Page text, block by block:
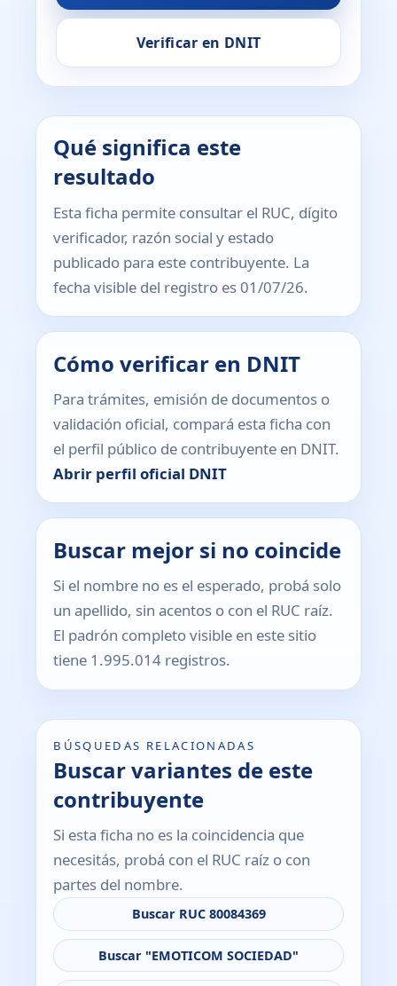
Verificar en DNIT
Qué significa este
resultado
Esta ficha permite consultar el RUC, dígito
verificador, razón social y estado
publicado para este contribuyente. La
fecha visible del registro es 01/07/26.
Cómo verificar en DNIT
Para trámites, emisión de documentos o
validación oficial, compará esta ficha con
el perfil público de contribuyente en DNIT.
Abrir perfil oficial DNIT
Buscar mejor si no coincide
Si el nombre no es el esperado, probá solo
un apellido, sin acentos o con el RUC raíz.
El padrón completo visible en este sitio
tiene 1.995.014 registros.
BÚSQUEDAS RELACIONADAS
Buscar variantes de este
contribuyente
Si esta ficha no es la coincidencia que
necesitás, probá con el RUC raíz o con
partes del nombre.
Buscar RUC 80084369
Buscar "EMOTICOM SOCIEDAD"